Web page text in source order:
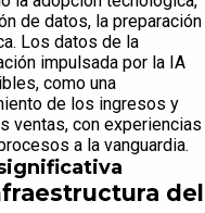
de datos, la preparación
Los datos de la
impulsada por la IA
como una
de los ingresos y
ventas, con experiencias
a la vanguardia.
del